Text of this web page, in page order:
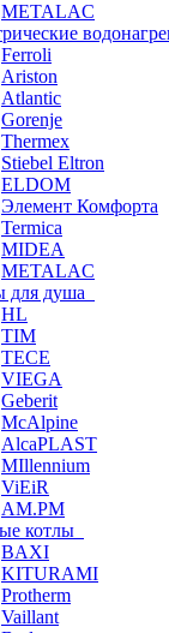
METALAC
Ferroli
Ariston
Atlantic
Gorenje
Thermex
Stiebel Eltron
ELDOM
Элемент Комфорта
Termica
MIDEA
METALAC
для душа
HL
TIM
TECE
VIEGA
Geberit
McAlpine
AlcaPLAST
MIllennium
ViEiR
AM.PM
котлы
BAXI
KITURAMI
Protherm
Vaillant